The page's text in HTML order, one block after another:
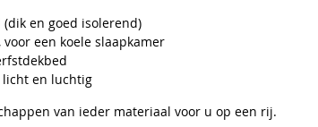
en goed isolerend)
een koele slaapkamer
licht en luchtig
van ieder materiaal voor u op een rij.